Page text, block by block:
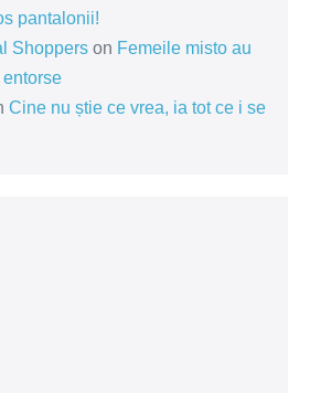
pantalonii!
Shoppers on Femeile misto au
Cine nu știe ce vrea, ia tot ce i se